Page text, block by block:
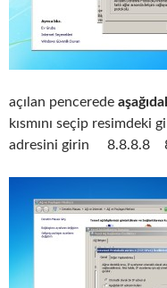
açılan pencerede
kısmını seçip resimdeki
adresini girin 8.8.8.8